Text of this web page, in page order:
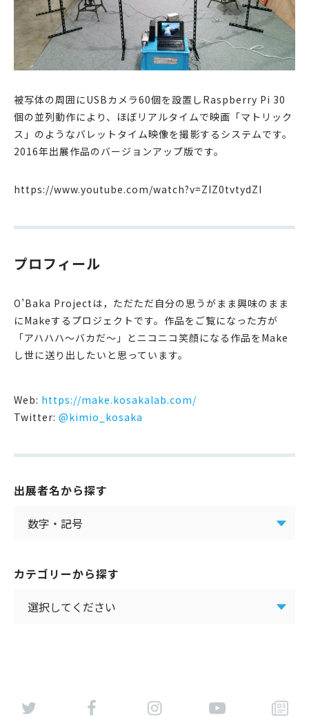
被写体の周囲にUSBカメラ60個を設置しRaspberry Pi 30
個の並列動作により、ほぼリアルタイムで映画「マトリック
ス」のようなバレットタイム映像を撮影するシステムです。
2016年出展作品のバージョンアップ版です。
https://www.youtube.com/watch?v=ZIZ0tvtydZI
プロフィール
O’Baka Projectは，ただただ自分の思うがまま興味のまま
にMakeするプロジェクトです。作品をご覧になった方が
「アハハハ〜バカだ〜」とニコニコ笑顔になる作品をMake
し世に送り出したいと思っています。
Web: https://make.kosakalab.com/
Twitter: @kimio_kosaka
出展者名から探す
カテゴリーから探す